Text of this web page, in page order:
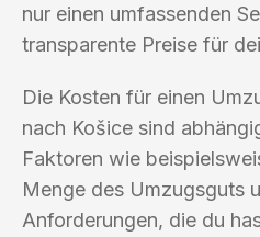
nur einen umfassenden
transparente Preise für
Die Kosten für einen
nach Košice sind
Faktoren wie
Menge des Umzugsguts
Anforderungen, die du